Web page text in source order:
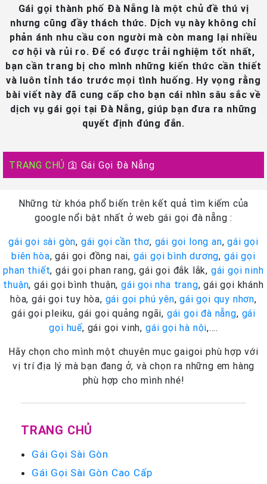
Gái gọi thành phố Đà Nẵng là một chủ đề thú vị
nhưng cũng đầy thách thức. Dịch vụ này không chỉ
phản ánh nhu cầu con người mà còn mang lại nhiều
cơ hội và rủi ro. Để có được trải nghiệm tốt nhất,
bạn cần trang bị cho mình những kiến thức cần thiết
và luôn tỉnh táo trước mọi tình huống. Hy vọng rằng
bài viết này đã cung cấp cho bạn cái nhìn sâu sắc về
dịch vụ gái gọi tại Đà Nẵng, giúp bạn đưa ra những
quyết định đúng đắn.
TRANG CHỦ 🛐 Gái Gọi Đà Nẵng
Những từ khóa phổ biến trên kết quả tìm kiếm của
google nổi bật nhất ở web gái gọi đà nẵng :
gái gọi sài gòn, gái gọi cần thơ, gái gọi long an,gái gọi
biên hòa, gái gọi đồng nai, gái gọi bình dương, gái gọi
phan thiết, gái gọi phan rang, gái gọi đắk lắk, gái gọi ninh
thuận, gái gọi bình thuận, gái gọi nha trang, gái gọi khánh
hòa, gái gọi tuy hòa, gái gọi phú yên,gái gọi quy nhơn,
gái gọi pleiku, gái gọi quảng ngãi, gái gọi đà nẵng, gái
gọi huế, gái gọi vinh, gái gọi hà nội,….
Hãy chọn cho mình một chuyên mục gaigoi phù hợp với
vị trí địa lý mà bạn đang ở, và chọn ra những em hàng
phù hợp cho mình nhé!
TRANG CHỦ
Gái Gọi Sài Gòn
Gái Gọi Sài Gòn Cao Cấp